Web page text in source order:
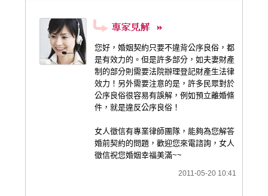
您好，婚姻契約只要不違背公序良俗，都
是有效力的。但是許多部分，如夫妻財產
制的部分則需要法院辦理登記財產生法律
效力！另外需要注意的是，許多民眾對於
公序良俗很容易有誤解，例如預立離婚條
件，就是違反公序良俗！
女人徵信有專業律師團隊，能夠為您解答
婚前契約的問題，歡迎您來電諮詢，女人
徵信祝您婚姻幸福美滿~~
2011-05-20 10:41